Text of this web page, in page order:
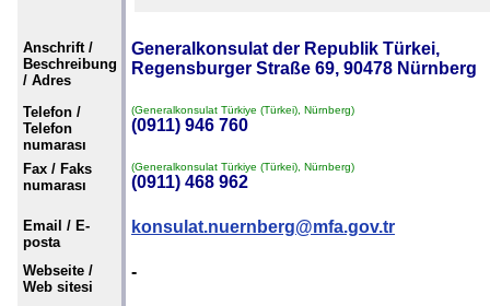
Anschrift /
Beschreibung
/ Adres
Generalkonsulat der Republik Türkei,
Regensburger Straße 69, 90478 Nürnberg
Telefon /
Telefon
numarası
(Generalkonsulat Türkiye (Türkei), Nürnberg)
(0911) 946 760
Fax / Faks
numarası
(Generalkonsulat Türkiye (Türkei), Nürnberg)
(0911) 468 962
Email / E-
posta
konsulat.nuernberg@mfa.gov.tr
Webseite /
Web sitesi
-